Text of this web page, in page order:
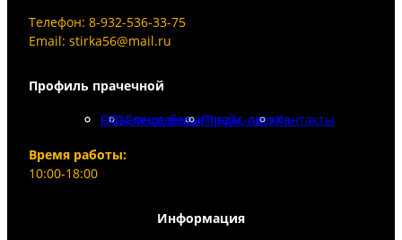
Телефон: 8-932-536-33-75
Email: stirka56@mail.ru
Профиль прачечной
FAQСпецодеждаПледы, одеяла
Объемное бельеПрайс-листКонтакты
Время работы:
10:00-18:00
Информация